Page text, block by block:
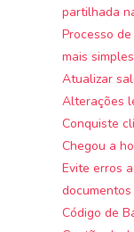
partilhada
Processo
mais
Atualizar
Alterações
Conquiste
Chegou a
Evite erros
Código de